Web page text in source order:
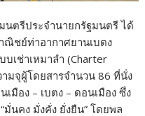
นตรีประจำนายกรัฐมนตรี ได้
ณิชย์ท่าอากาศยานเบตง
เช่าเหมาลำ (Charter
มจุผู้โดยสารจำนวน 86 ที่นั่ง
มือง – เบตง – ดอนเมือง ซึ่ง
นคง มั่งคั่ง ยั่งยืน” โดยพล